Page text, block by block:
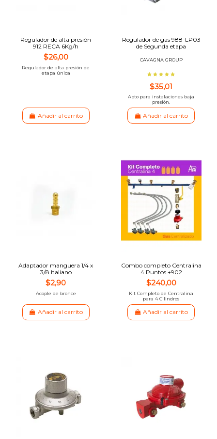
Regulador de alta presión
912 RECA 6Kg/h
$26,00
Regulador de alta presión de
etapa única
Añadir al carrito
Regulador de gas 988-LP03
de Segunda etapa
CAVAGNA GROUP
$35,01
Apto para instalaciones baja
presión.
Añadir al carrito
Adaptador manguera 1/4 x
3/8 Italiano
$2,90
Acople de bronce
Añadir al carrito
Combo completo Centralina
4 Puntos +902
$240,00
Kit Completo de Centralina
para 4 Cilindros
Añadir al carrito